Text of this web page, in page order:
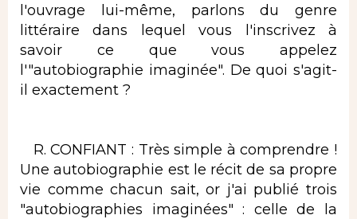
l'ouvrage lui-même, parlons du genre
littéraire dans lequel vous l'inscrivez à
savoir ce que vous appelez
l'"autobiographie imaginée". De quoi s'agit-
il exactement ?
R. CONFIANT : Très simple à comprendre !
Une autobiographie est le récit de sa propre
vie comme chacun sait, or j'ai publié trois
"autobiographies imaginées" : celle de la